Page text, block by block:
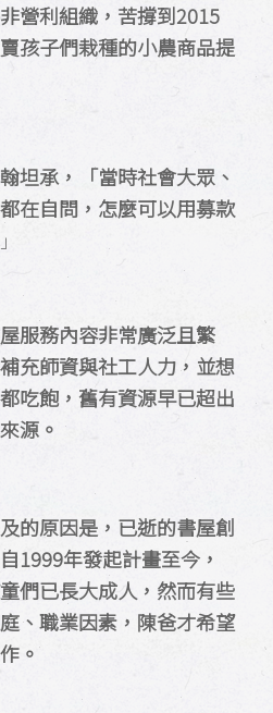
營利組織，苦撐到2015
孩子們栽種的小農商品提
坦承，「當時社會大眾、
在自問，怎麼可以用募款
」
服務內容非常廣泛且繁
充師資與社工人力，並想
吃飽，舊有資源早已超出
源。
的原因是，已逝的書屋創
1999年發起計畫至今，
們已長大成人，然而有些
、職業因素，陳爸才希望
。